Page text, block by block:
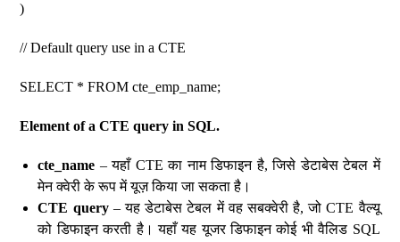
)
// Default query use in a CTE
SELECT * FROM cte_emp_name;
Element of a CTE query in SQL.
cte_name – यहाँ CTE का नाम डिफाइन है, जिसे डेटाबेस टेबल में
मेन क्वेरी के रूप में यूज़ किया जा सकता है।
CTE query– यह डेटाबेस टेबल में वह सबक्वेरी है, जो CTE वैल्यू
को डिफाइन करती है। यहाँ यह यूजर डिफाइन कोई भी वैलिड SQL